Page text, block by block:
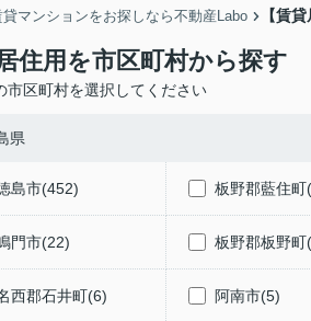
マンションをお探しなら不動産Labo 【賃
住用を市区町村から探す
市区町村を選択してください
県
島市(452) 板野郡藍住町
門市(22) 板野郡板野町
西郡石井町(6) 阿南市(5)